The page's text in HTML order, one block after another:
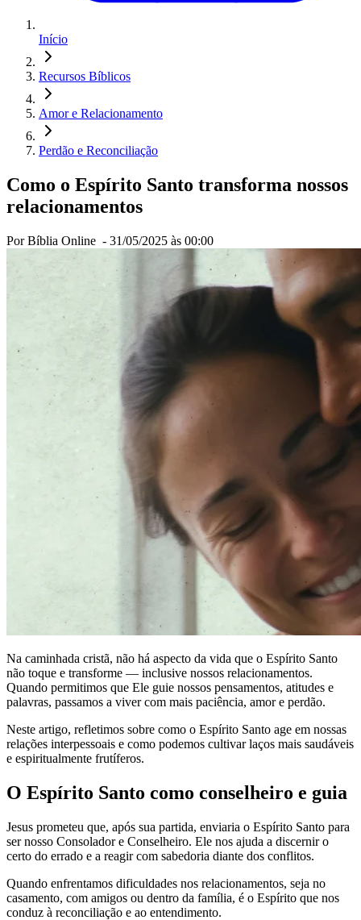
Início
Recursos Bíblicos
Amor e Relacionamento
Perdão e Reconciliação
Como o Espírito Santo transforma nossos
relacionamentos
Por Bíblia Online - 31/05/2025 às 00:00
Na caminhada cristã, não há aspecto da vida que o Espírito Santo
não toque e transforme — inclusive nossos relacionamentos.
Quando permitimos que Ele guie nossos pensamentos, atitudes e
palavras, passamos a viver com mais paciência, amor e perdão.
Neste artigo, refletimos sobre como o Espírito Santo age em nossas
relações interpessoais e como podemos cultivar laços mais saudáveis
e espiritualmente frutíferos.
O Espírito Santo como conselheiro e guia
Jesus prometeu que, após sua partida, enviaria o Espírito Santo para
ser nosso Consolador e Conselheiro. Ele nos ajuda a discernir o
certo do errado e a reagir com sabedoria diante dos conflitos.
Quando enfrentamos dificuldades nos relacionamentos, seja no
casamento, com amigos ou dentro da família, é o Espírito que nos
conduz à reconciliação e ao entendimento.